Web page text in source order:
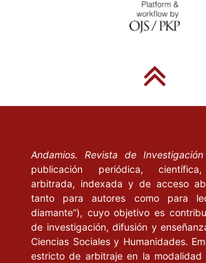
Andamios. Revista de
publicación periódica, científica,
arbitrada, indexada y de acceso
tanto para autores como para
diamante”), cuyo objetivo es
de investigación, difusión y
Ciencias Sociales y Humanidades.
estricto de arbitraje en la modalidad